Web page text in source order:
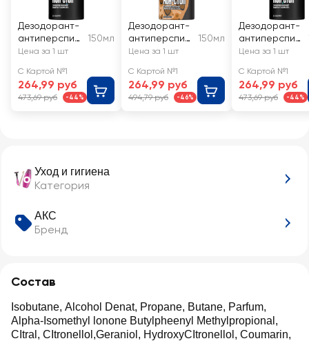
Уход и гигиена
Категория
АКС
Бренд
Состав
Isobutane, Alcohol Denat, Propane, Butane, Parfum,
Alpha-Isomethyl lonone Butylpheenyl Methylpropional,
CItral, CItronellol,Geraniol, HydroxyCItronellol, Coumarin,
Дезодорант-
антиперспир
ант спрей
Анархия
150мл
Цена за 1 шт
С Картой №1
264,99 руб
473,69 руб -44%
Дезодорант-
антиперспир
ант спрей
Кожа +
печеньки
150мл
Цена за 1 шт
С Картой №1
264,99 руб
494,79 руб -46%
Дезодорант-
антиперспир
ант спрей
Apollo
Цена за 1 шт
С Картой №1
264,99 руб
473,69 руб -44%